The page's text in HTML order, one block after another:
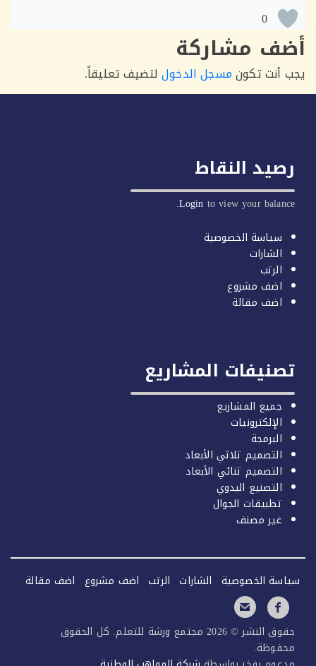
0
مشاركة
تكونمسجل الدخوللتضيف تعليقاً.
النقاط
Loginto view your
سياسة الخصوصية
الشارات
الرتب
اضف مشروع
اضف مقالة
المشاريع
جميع المشاريع
الإلكترونيات
البرمجة
التصميم ثلاثي الأبعاد
التصميم ثنائي الأبعاد
التصنيع اليدوي
تطبيقات الجوال
غير مصنف
الخصوصية الشارات الرتب اضف مشروع اضف مقالة
حقوق النشر © 2026 مجتمع ورشة للتعلم. كل الحقوق